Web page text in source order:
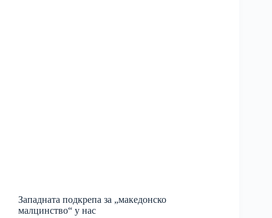
Западната подкрепа за „македонско
малцинство“ у нас